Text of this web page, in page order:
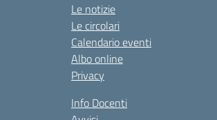
Le notizie
Le circolari
Calendario eventi
Albo online
Privacy
Info Docenti